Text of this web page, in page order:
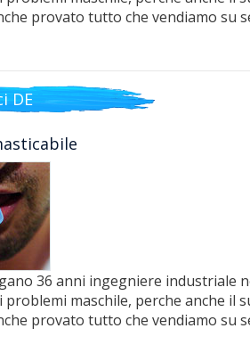
provato tutto che vendiamo su
DE
36 anni ingegniere industriale
maschile, perche anche il
provato tutto che vendiamo su